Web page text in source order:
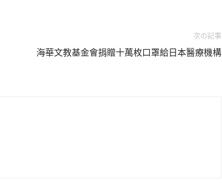
次の記事
海華文教基金會捐贈十萬枚口罩給日本醫療機構